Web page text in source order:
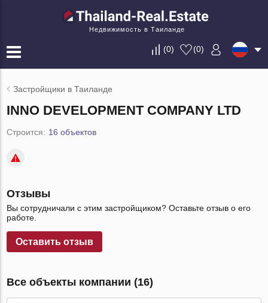
Недвижимость в Таиланде
(0) (0)
Застройщики в Таиланде
INNO DEVELOPMENT COMPANY LTD
Строится: 16 объектов
Отзывы
Вы сотрудничали с этим застройщиком? Оставьте отзыв о его
работе.
Оставить отзыв
Все объекты компании (16)